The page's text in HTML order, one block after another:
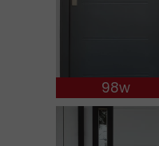
98w